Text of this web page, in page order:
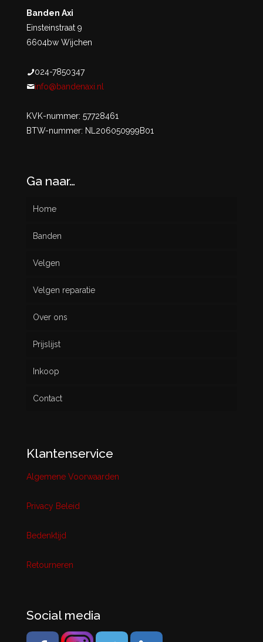
Banden Axi
Einsteinstraat 9
6604bw Wijchen
024-7850347
info@bandenaxi.nl
KVK-nummer: 57728461
BTW-nummer: NL206050999B01
Ga naar…
Home
Banden
Nieuw
Gebruikt
Velgen
Velgen reparatie
Over ons
Prijslijst
Inkoop
Contact
Klantenservice
Algemene Voorwaarden
Privacy Beleid
Bedenktijd
Retourneren
Social media